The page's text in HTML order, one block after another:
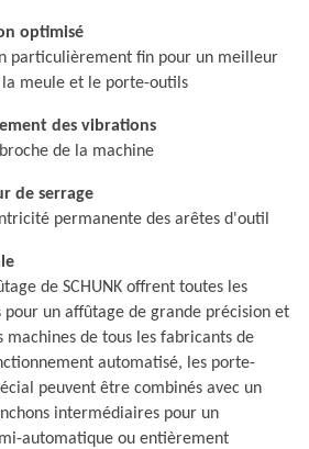
optimisé
particulièrement fin pour un meilleur
meule et le porte-outils
des vibrations
de la machine
de serrage
permanente des arêtes d'outil
de SCHUNK offrent toutes les
pour un affûtage de grande précision et
machines de tous les fabricants de
automatisé, les porte-
peuvent être combinés avec un
intermédiaires pour un
automatique ou entièrement